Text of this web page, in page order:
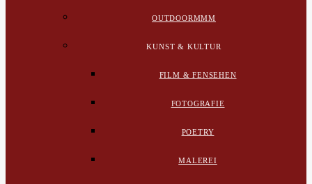
OUTDOORMMM
KUNST & KULTUR
FILM & FENSEHEN
FOTOGRAFIE
POETRY
MALEREI